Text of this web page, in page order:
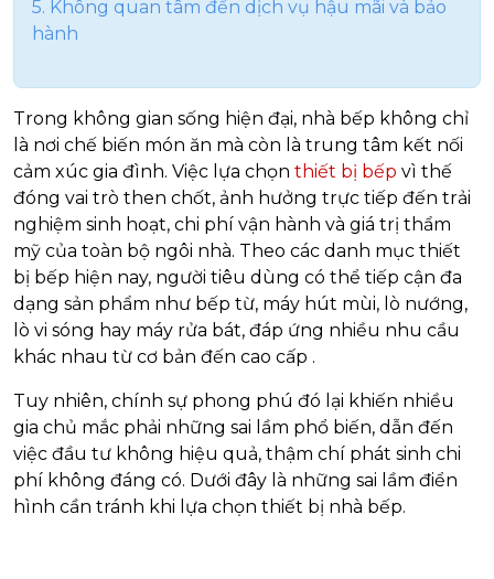
5. Không quan tâm đến dịch vụ hậu mãi và bảo
hành
Trong không gian sống hiện đại, nhà bếp không chỉ
là nơi chế biến món ăn mà còn là trung tâm kết nối
cảm xúc gia đình. Việc lựa chọn thiết bị bếp vì thế
đóng vai trò then chốt, ảnh hưởng trực tiếp đến trải
nghiệm sinh hoạt, chi phí vận hành và giá trị thẩm
mỹ của toàn bộ ngôi nhà. Theo các danh mục thiết
bị bếp hiện nay, người tiêu dùng có thể tiếp cận đa
dạng sản phẩm như bếp từ, máy hút mùi, lò nướng,
lò vi sóng hay máy rửa bát, đáp ứng nhiều nhu cầu
khác nhau từ cơ bản đến cao cấp .
Tuy nhiên, chính sự phong phú đó lại khiến nhiều
gia chủ mắc phải những sai lầm phổ biến, dẫn đến
việc đầu tư không hiệu quả, thậm chí phát sinh chi
phí không đáng có. Dưới đây là những sai lầm điển
hình cần tránh khi lựa chọn thiết bị nhà bếp.